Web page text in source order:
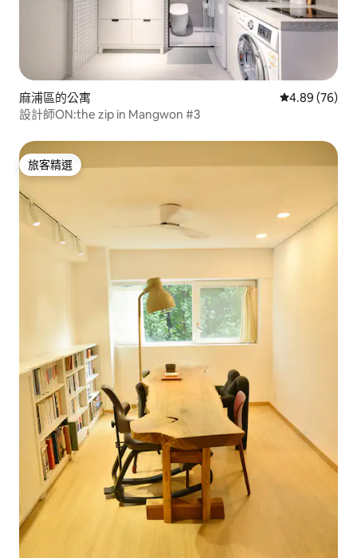
麻浦區的公寓 從 76 則評價
4.89 (76)
設計師ON:the zip in Mangwon #3
旅客精選
旅客精選